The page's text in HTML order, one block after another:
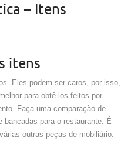
– Itens
itens
Eles podem ser caros, por isso,
para obtê-los feitos por
Faça uma comparação de
para o restaurante. É
outras peças de mobiliário.